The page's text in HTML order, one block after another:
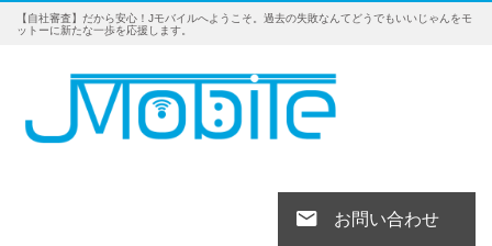
【自社審査】だから安心！Jモバイルへようこそ。過去の失敗なんてどうでもいいじゃんをモ
ットーに新たな一歩を応援します。
お問い合わせ